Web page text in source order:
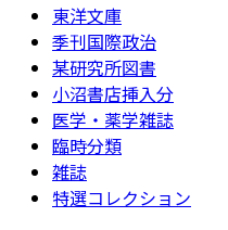
東洋文庫
季刊国際政治
某研究所図書
小沼書店挿入分
医学・薬学雑誌
臨時分類
雑誌
特選コレクション